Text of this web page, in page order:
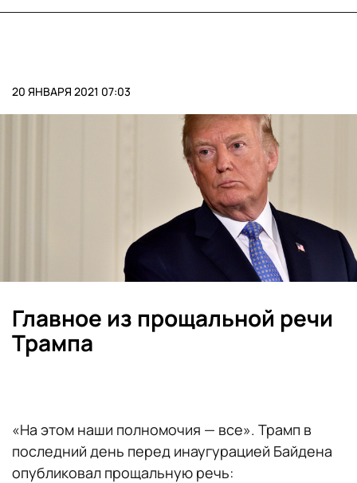
20 ЯНВАРЯ 2021 07:03
Главное из прощальной речи
Трампа
«На этом наши полномочия — все». Трамп в
последний день перед инаугурацией Байдена
опубликовал прощальную речь: